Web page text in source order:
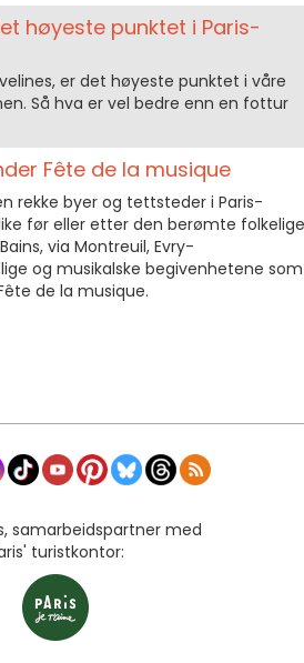
høyeste punktet i Paris-
er det høyeste punktet i våre
Så hva er vel bedre enn en fottur
Fête de la musique
rekke byer og tettsteder i Paris-
før eller etter den berømte folkelige
via Montreuil, Evry-
og musikalske begivenhetene som
de la musique.
samarbeidspartner med
turistkontor: